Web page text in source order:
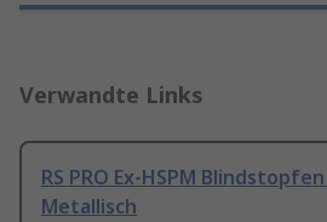
Verwandte Links
RS PRO Ex-HSPM
Metallisch